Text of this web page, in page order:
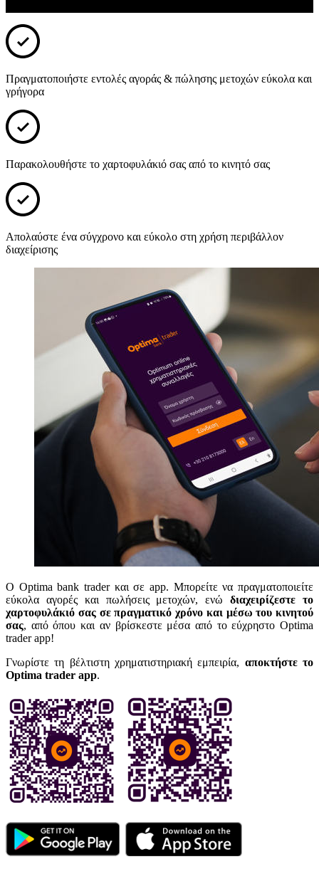
Πραγματοποιήστε εντολές αγοράς & πώλησης μετοχών εύκολα και
γρήγορα
Παρακολουθήστε το χαρτοφυλάκιό σας από το κινητό σας
Απολαύστε ένα σύγχρονο και εύκολο στη χρήση περιβάλλον
διαχείρισης
Ο Optima bank trader και σε app. Μπορείτε να πραγματοποιείτε
εύκολα αγορές και πωλήσεις μετοχών, ενώδιαχειρίζεστε το
χαρτοφυλάκιό σας σε πραγματικό χρόνο και μέσω του κινητού
σας, από όπου και αν βρίσκεστε μέσα από το εύχρηστο Optima
trader app!
Γνωρίστε τη βέλτιστη χρηματιστηριακή εμπειρία, αποκτήστε το
Optima trader app.